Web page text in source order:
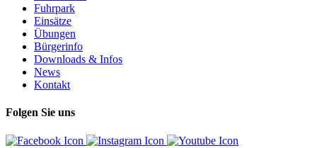
Fuhrpark
Einsätze
Übungen
Bürgerinfo
Downloads & Infos
News
Kontakt
Folgen Sie uns